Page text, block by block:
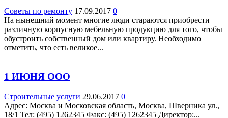
Советы по ремонту 17.09.2017 0
На нынешний момент многие люди стараются приобрести
различную корпусную мебельную продукцию для того, чтобы
обустроить собственный дом или квартиру. Необходимо
отметить, что есть великое...
1 ИЮНЯ ООО
Строительные услуги 29.06.2017 0
Адрес: Москва и Московская область, Москва, Шверника ул.,
18/1 Teл: (495) 1262345 Факс: (495) 1262345 Директор:...